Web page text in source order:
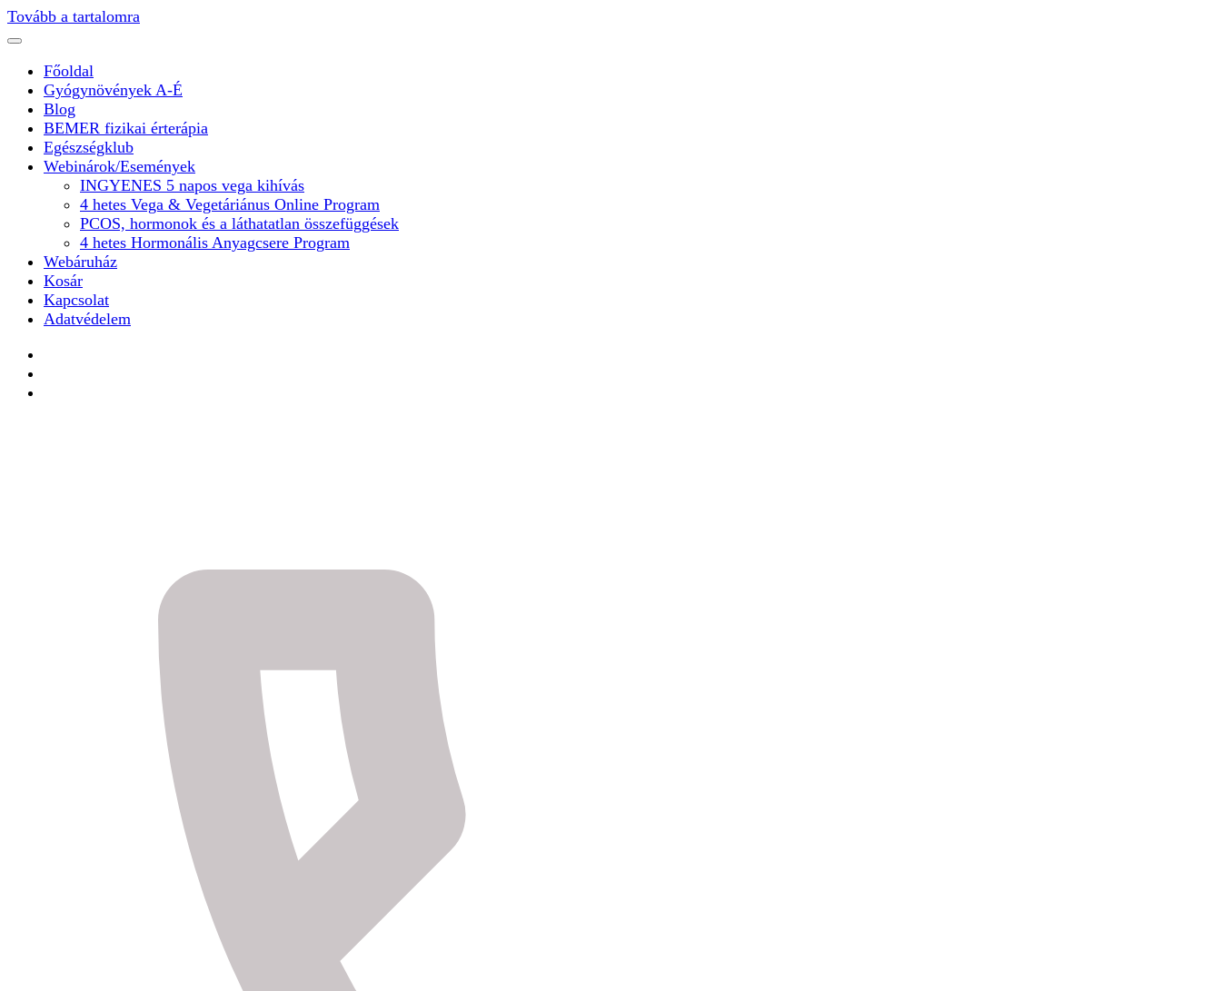
Tovább a tartalomra
Főoldal
Gyógynövények A-É
Blog
BEMER fizikai érterápia
Egészségklub
Webinárok/Események
INGYENES 5 napos vega kihívás
4 hetes Vega & Vegetáriánus Online Program
PCOS, hormonok és a láthatatlan összefüggések
4 hetes Hormonális Anyagcsere Program
Webáruház
Kosár
Kapcsolat
Adatvédelem